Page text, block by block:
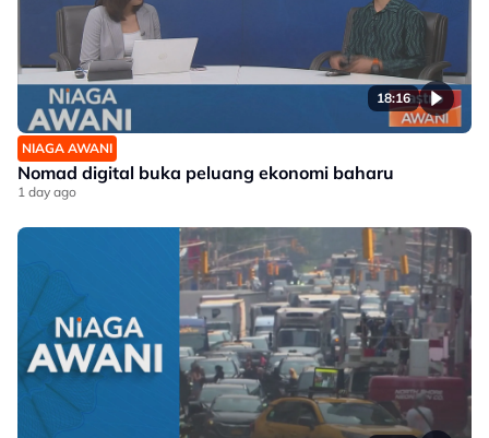
18:16
NIAGA AWANI
Nomad digital buka peluang ekonomi baharu
1 day ago